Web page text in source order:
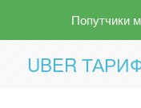
Попутчики
UBER